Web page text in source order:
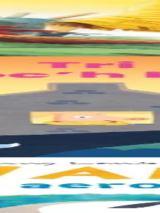
survivent sur une île de
pour chacun d’avoir sa propre